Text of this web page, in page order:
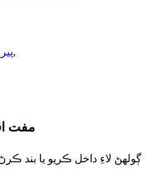
,
مفت
ڳولهڻ لاءِ داخل ڪريو يا بند